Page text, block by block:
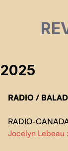
2025
RADIO /
RADIO-
Jocelyn Lebeau